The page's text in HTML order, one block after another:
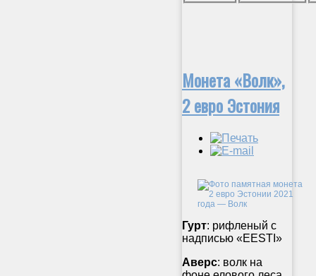
Монета «Волк»,
2 евро Эстония
Гурт: рифленый с
надписью «EESTI»
Аверс: волк на